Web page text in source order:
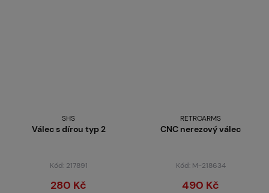
SHS
Válec s dírou typ 2
Kód: 217891
280 Kč
RETROARMS
CNC nerezový válec
Kód: M-218634
490 Kč